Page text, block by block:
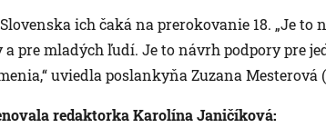
ich čaká na prerokovanie 18. „Je to
pre mladých ľudí. Je to návrh podpory pre
uviedla poslankyňa Zuzana Mesterová
redaktorka Karolína Janičíková: